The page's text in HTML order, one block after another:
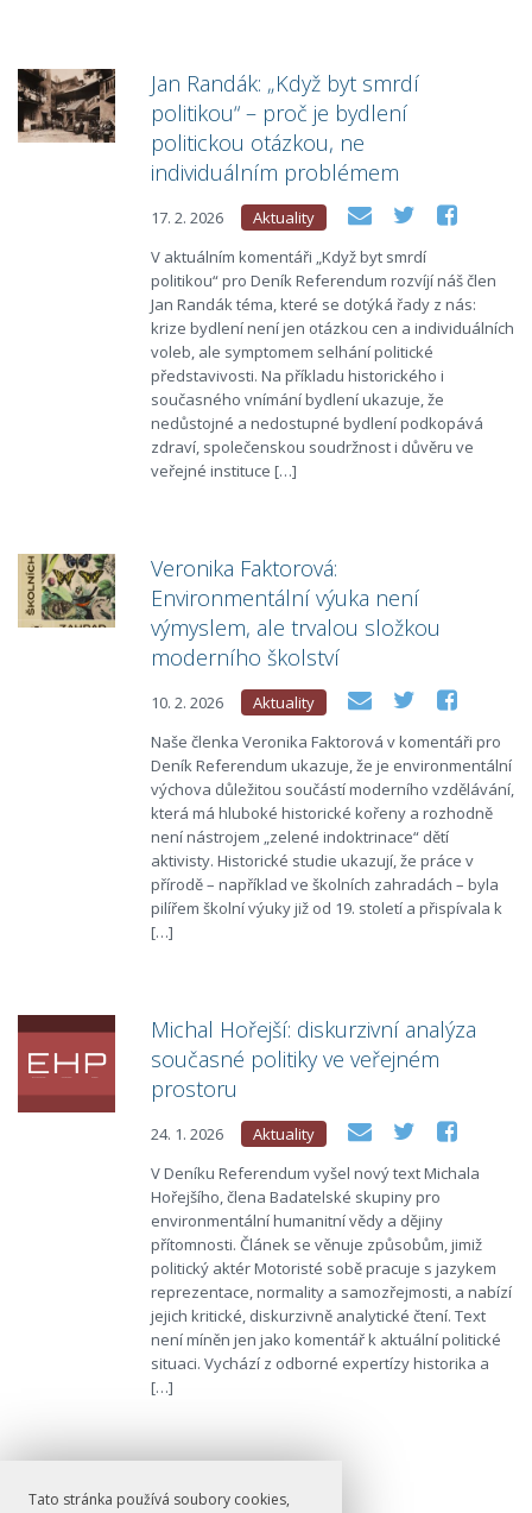
Tato stránka používá soubory cookies,
Jan Randák: „Když byt smrdí
politikou“ – proč je bydlení
politickou otázkou, ne
individuálním problémem
17. 2. 2026
Aktuality
V aktuálním komentáři „Když byt smrdí
politikou“ pro Deník Referendum rozvíjí náš člen
Jan Randák téma, které se dotýká řady z nás:
krize bydlení není jen otázkou cen a individuálních
voleb, ale symptomem selhání politické
představivosti. Na příkladu historického i
současného vnímání bydlení ukazuje, že
nedůstojné a nedostupné bydlení podkopává
zdraví, společenskou soudržnost i důvěru ve
veřejné instituce […]
Veronika Faktorová:
Environmentální výuka není
výmyslem, ale trvalou složkou
moderního školství
10. 2. 2026
Aktuality
Naše členka Veronika Faktorová v komentáři pro
Deník Referendum ukazuje, že je environmentální
výchova důležitou součástí moderního vzdělávání,
která má hluboké historické kořeny a rozhodně
není nástrojem „zelené indoktrinace“ dětí
aktivisty. Historické studie ukazují, že práce v
přírodě – například ve školních zahradách – byla
pilířem školní výuky již od 19. století a přispívala k
[…]
Michal Hořejší: diskurzivní analýza
současné politiky ve veřejném
prostoru
24. 1. 2026
Aktuality
V Deníku Referendum vyšel nový text Michala
Hořejšího, člena Badatelské skupiny pro
environmentální humanitní vědy a dějiny
přítomnosti. Článek se věnuje způsobům, jimiž
politický aktér Motoristé sobě pracuje s jazykem
reprezentace, normality a samozřejmosti, a nabízí
jejich kritické, diskurzivně analytické čtení. Text
není míněn jen jako komentář k aktuální politické
situaci. Vychází z odborné expertízy historika a
[…]